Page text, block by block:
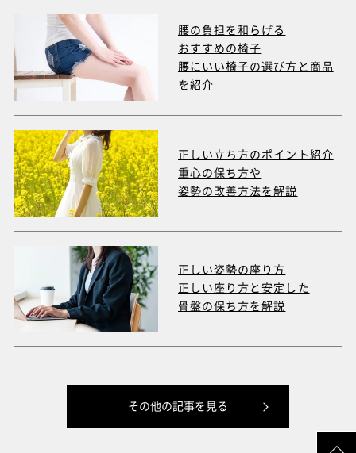
腰の負担を和らげる
おすすめの椅子
腰にいい椅子の選び方と商品
を紹介
正しい立ち方のポイント紹介
重心の保ち方や
姿勢の改善方法を解説
正しい姿勢の座り方
正しい座り方と安定した
骨盤の保ち方を解説
その他の記事を見る